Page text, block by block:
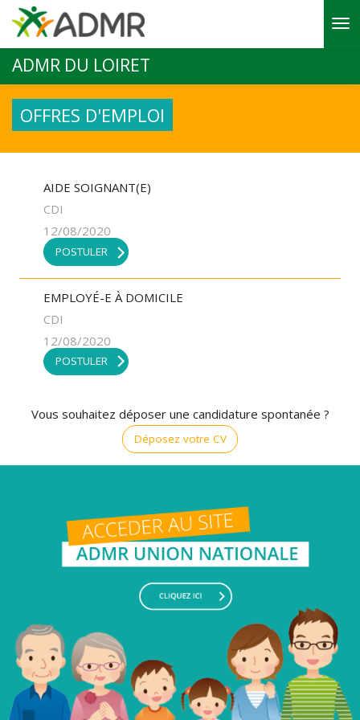
Aller au contenu principal
ADMR DU LOIRET
OFFRES D'EMPLOI
AIDE SOIGNANT(E)
CDI
12/08/2020
POSTULER
EMPLOYÉ-E À DOMICILE
CDI
12/08/2020
POSTULER
Vous souhaitez déposer une candidature spontanée ?
Déposez votre CV